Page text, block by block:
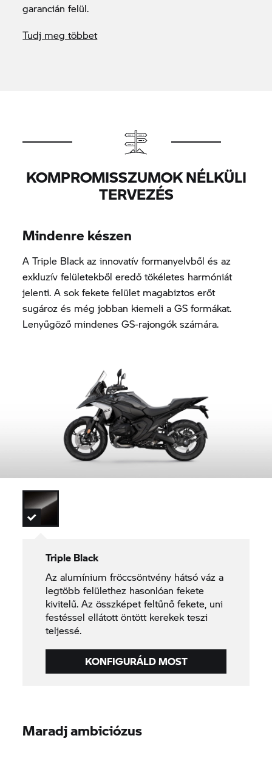
garancián felül.
Tudj meg többet
KOMPROMISSZUMOK NÉLKÜLI
TERVEZÉS
Mindenre készen
A Triple Black az innovatív formanyelvből és az
exkluzív felületekből eredő tökéletes harmóniát
jelenti. A sok fekete felület magabiztos erőt
sugároz és még jobban kiemeli a GS formákat.
Lenyűgöző mindenes GS-rajongók számára.
Triple Black
Az alumínium fröccsöntvény hátsó váz a
legtöbb felülethez hasonlóan fekete
kivitelű. Az összképet feltűnő fekete, uni
festéssel ellátott öntött kerekek teszi
teljessé.
KONFIGURÁLD MOST
Maradj ambiciózus